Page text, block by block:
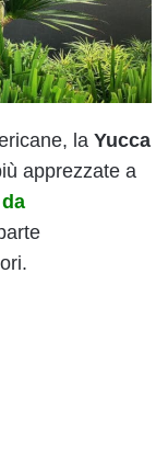
la Yucca
apprezzate a